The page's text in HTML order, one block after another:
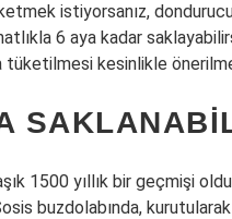
istiyorsanız,
6 aya kadar
tüketilmesi kesinlikle
1500 yıllık bir geçmişi
buzdolabında,